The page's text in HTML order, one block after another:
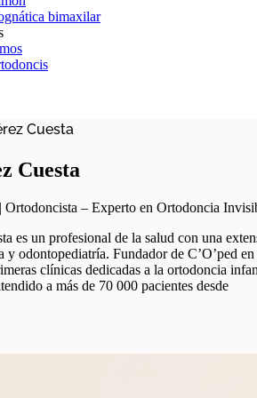
bimaxilar
Cuesta
Cuesta
Ortodoncista – Experto en Ortodoncia
es un profesional de la salud con una
y odontopediatría. Fundador de C’O’ped en
clínicas dedicadas a la ortodoncia
a más de 70 000 pacientes desde